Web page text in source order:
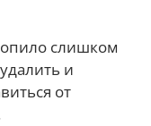
слишком
и
от